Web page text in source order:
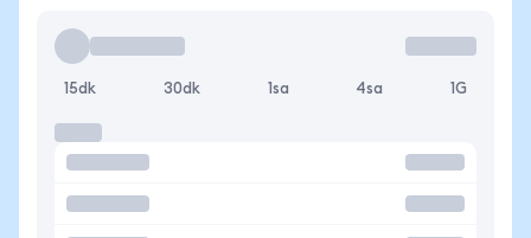
15dk 30dk 1sa 4sa 1G